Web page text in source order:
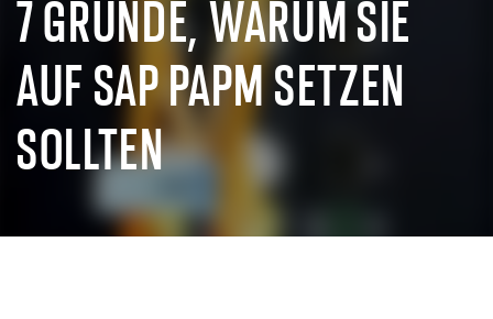
7 GRÜNDE, WARUM SIE
AUF SAP PAPM SETZEN
SOLLTEN